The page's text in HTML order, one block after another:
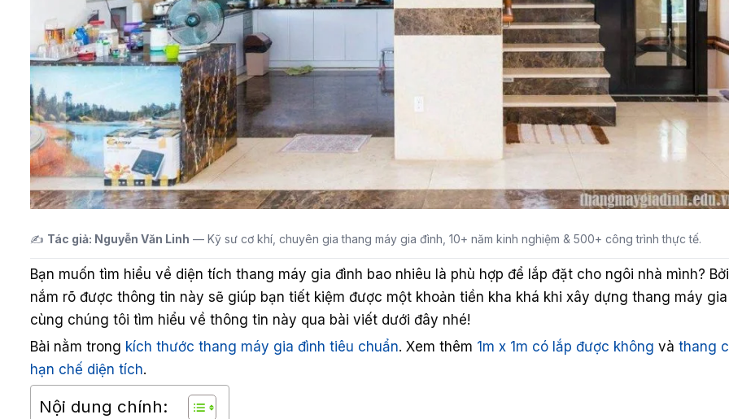
✍️ Tác giả: Nguyễn Văn Linh — Kỹ sư cơ khí, chuyên gia thang máy gia đình, 10+ năm kinh nghiệm & 500+ công trình thực tế.
Bạn muốn tìm hiểu về diện tích thang máy gia đình bao nhiêu là phù hợp để lắp đặt cho ngôi nhà mình?
nắm rõ được thông tin này sẽ giúp bạn tiết kiệm được một khoản tiền kha khá khi xây dựng thang máy gia
cùng chúng tôi tìm hiểu về thông tin này qua bài viết dưới đây nhé!
Bài nằm trong kích thước thang máy gia đình tiêu chuẩn. Xem thêm 1m x 1m có lắp được không và thang
hạn chế diện tích.
Nội dung chính: